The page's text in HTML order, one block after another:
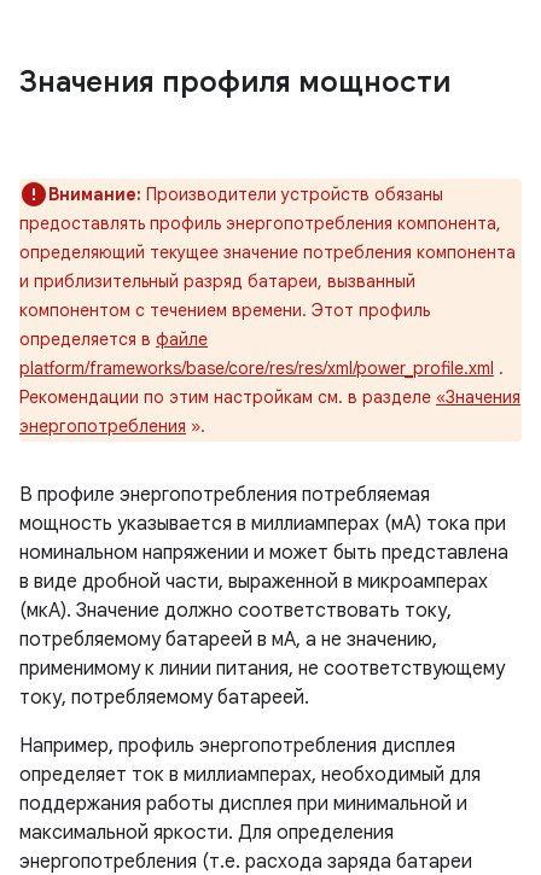
Значения профиля мощности
Внимание: Производители устройств обязаны
предоставлять профиль энергопотребления компонента,
определяющий текущее значение потребления компонента
и приблизительный разряд батареи, вызванный
компонентом с течением времени. Этот профиль
определяется в файле
platform/frameworks/base/core/res/res/xml/power_profile.xml .
Рекомендации по этим настройкам см. в разделе «Значения
энергопотребления ».
В профиле энергопотребления потребляемая
мощность указывается в миллиамперах (мА) тока при
номинальном напряжении и может быть представлена ​​
в виде дробной части, выраженной в микроамперах
(мкА). Значение должно соответствовать току,
потребляемому батареей в мА, а не значению,
применимому к линии питания, не соответствующему
току, потребляемому батареей.
Например, профиль энергопотребления дисплея
определяет ток в миллиамперах, необходимый для
поддержания работы дисплея при минимальной и
максимальной яркости. Для определения
энергопотребления (т.е. расхода заряда батареи